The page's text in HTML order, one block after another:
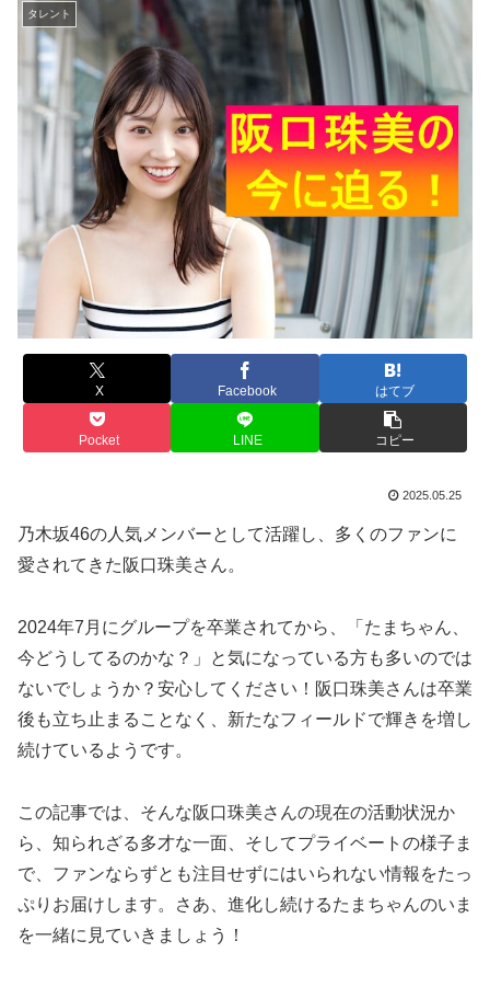
タレント
X Facebook はてブ
Pocket LINE コピー
2025.05.25
乃木坂46の人気メンバーとして活躍し、多くのファンに
愛されてきた阪口珠美さん。
2024年7月にグループを卒業されてから、「たまちゃん、
今どうしてるのかな？」と気になっている方も多いのでは
ないでしょうか？安心してください！阪口珠美さんは卒業
後も立ち止まることなく、新たなフィールドで輝きを増し
続けているようです。
この記事では、そんな阪口珠美さんの現在の活動状況か
ら、知られざる多才な一面、そしてプライベートの様子ま
で、ファンならずとも注目せずにはいられない情報をたっ
ぷりお届けします。さあ、進化し続けるたまちゃんのいま
を一緒に見ていきましょう！